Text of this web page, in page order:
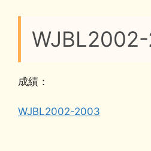
成績：
WJBL2002-2003